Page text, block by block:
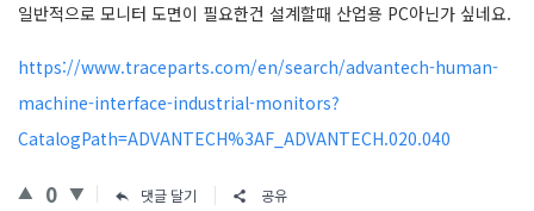
일반적으로 모니터 도면이 필요한건 설계할때 산업용 PC아닌가 싶네요.
https://www.traceparts.com/en/search/advantech-human-
machine-interface-industrial-monitors?
CatalogPath=ADVANTECH%3AF_ADVANTECH.020.040
0 댓글 달기 공유